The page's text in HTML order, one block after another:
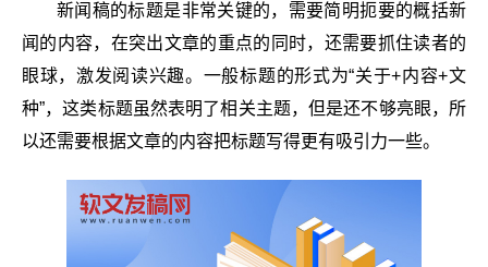
新闻稿的标题是非常关键的，需要简明扼要的概括新
闻的内容，在突出文章的重点的同时，还需要抓住读者的
眼球，激发阅读兴趣。一般标题的形式为“关于+内容+文
种”，这类标题虽然表明了相关主题，但是还不够亮眼，所
以还需要根据文章的内容把标题写得更有吸引力一些。